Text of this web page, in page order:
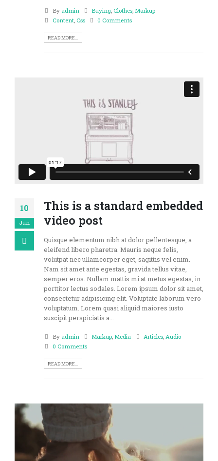
By admin Buying ,Clothes Markup
Content, Css 0 Comments
READ MORE...
10
Jun
This is a standard embedded
video post
Quisque elementum nibh at dolor pellentesque, a
eleifend libero pharetra. Mauris neque felis,
volutpat nec ullamcorper eget, sagittis vel enim.
Nam sit amet ante egestas, gravida tellus vitae,
semper eros. Nullam mattis mi at metus egestas, in
porttitor lectus sodales. Lorem ipsum dolor sit amet,
consectetur adipisicing elit. Voluptate laborum vero
voluptatum. Lorem quasi aliquid maiores iusto
suscipit perspiciatis a...
By admin Markup Media Articles Audio
0 Comments
READ MORE...